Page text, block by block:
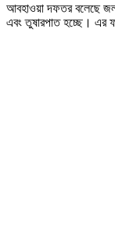
আবহাওয়া দফতর বলেছে
এবং তুষারপাত হচ্ছে। এর